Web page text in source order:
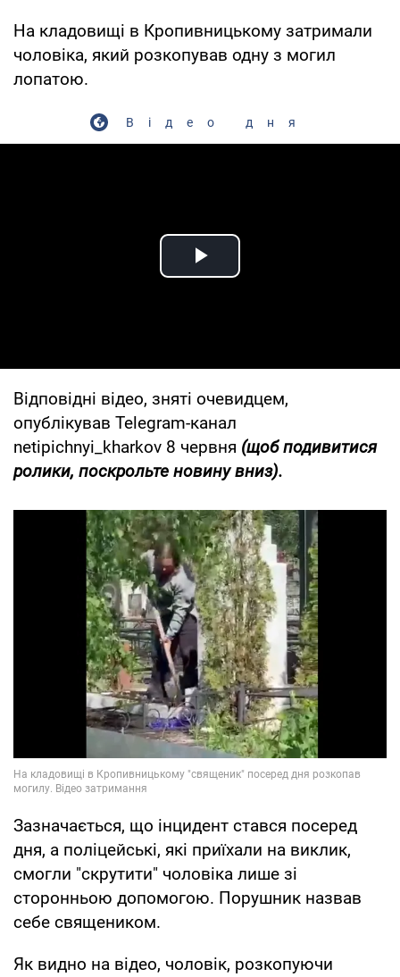
На кладовищі в Кропивницькому затримали
чоловіка, який розкопував одну з могил
лопатою.
Відео дня
Play Video
Відповідні відео, зняті очевидцем,
опублікував Telegram-канал
netipichnyi_kharkov 8 червня (щоб подивитися
ролики, поскрольте новину вниз).
Зазначається, що інцидент стався посеред
дня, а поліцейські, які приїхали на виклик,
смогли "скрутити" чоловіка лише зі
сторонньою допомогою. Порушник назвав
себе священиком.
Як видно на відео, чоловік, розкопуючи